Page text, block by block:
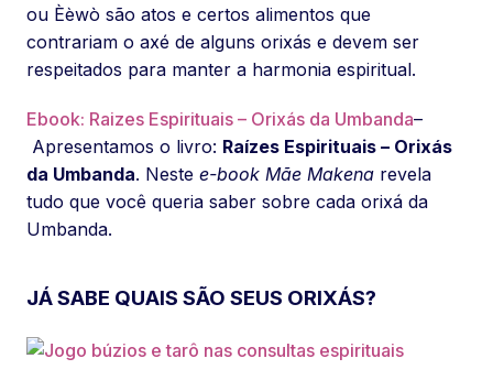
ou Èèwò são atos e certos alimentos que
contrariam o axé de alguns orixás e devem ser
respeitados para manter a harmonia espiritual.
Ebook: Raizes Espirituais – Orixás da Umbanda–
Apresentamos o livro: Raízes Espirituais – Orixás
da Umbanda. Neste e-book Mãe Makena revela
tudo que você queria saber sobre cada orixá da
Umbanda.
JÁ SABE QUAIS SÃO SEUS ORIXÁS?